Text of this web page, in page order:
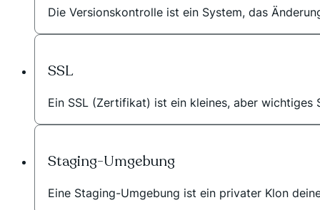
Die Versionskontrolle ist ein System, das
SSL
Ein SSL (Zertifikat) ist ein kleines, aber wichtiges
Staging-Umgebung
Eine Staging-Umgebung ist ein privater Klon